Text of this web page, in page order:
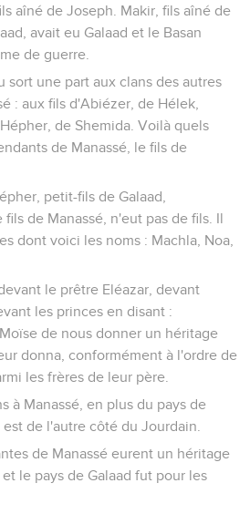
aîné de Joseph. Makir, fils aîné de
avait eu Galaad et le Basan
de guerre.
sort une part aux clans des autres
: aux fils d'Abiézer, de Hélek,
de Shemida. Voilà quels
de Manassé, le fils de
petit-fils de Galaad,
de Manassé, n'eut pas de fils. Il
dont voici les noms : Machla, Noa,
le prêtre Eléazar, devant
les princes en disant :
de nous donner un héritage
donna, conformément à l'ordre de
les frères de leur père.
à Manassé, en plus du pays de
de l'autre côté du Jourdain.
de Manassé eurent un héritage
le pays de Galaad fut pour les